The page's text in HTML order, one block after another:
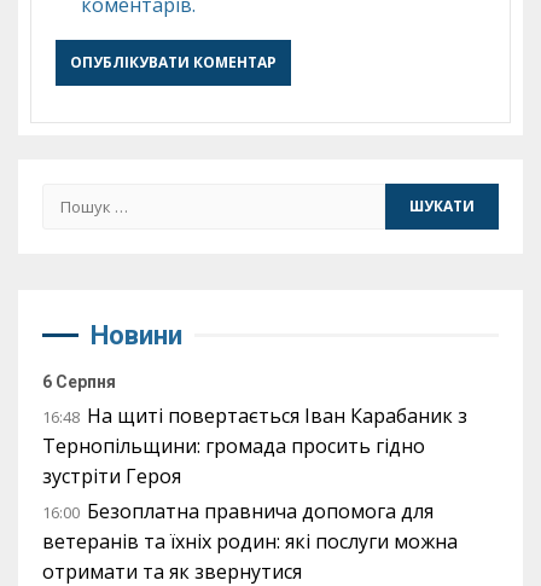
Пошук:
Новини
6 Серпня
16:48 На щиті повертається Іван Карабаник з
Тернопільщини: громада просить гідно
зустріти Героя
16:00 Безоплатна правнича допомога для
ветеранів та їхніх родин: які послуги можна
отримати та як звернутися